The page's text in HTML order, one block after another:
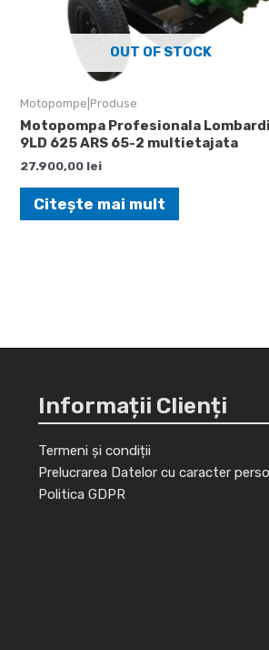
OUT OF STOCK
Motopompe|Produse
Motopompa Profesionala
9LD 625 ARS 65-2 multietajata
27.900,00 lei
Citește mai mult
Informații Clienți
Termeni și condiții
Prelucrarea Datelor cu caracter
Politica GDPR